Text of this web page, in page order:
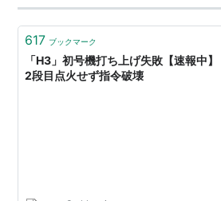
617 ブックマーク
「H3」初号機打ち上げ失敗【速報中】
2段目点火せず指令破壊